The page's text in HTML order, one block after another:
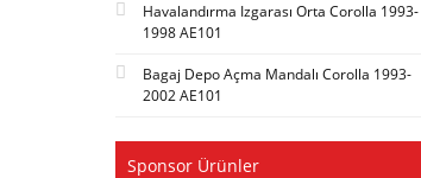
Havalandırma Izgarası Orta Corolla 1993-
1998 AE101
Bagaj Depo Açma Mandalı Corolla 1993-
2002 AE101
Sponsor Ürünler